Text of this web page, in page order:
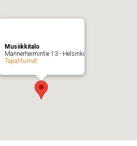
Musiikkitalo
Mannerheimintie 13 - Helsinki
Tapahtumat